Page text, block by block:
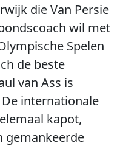
die Van Persie
wil met
Spelen
de beste
van Ass is
internationale
kapot,
gemankeerde